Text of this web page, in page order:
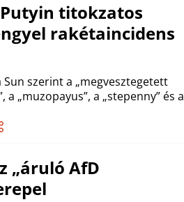
titokzatos
rakétaincidens
szerint a „megvesztegetett
a „muzopayus”, a „stepenny” és a
„áruló AfD